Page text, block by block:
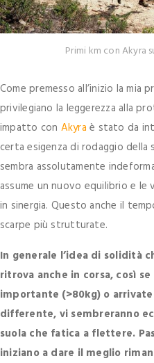
Primi km con Akyra
Come premesso all’inizio la mia
privilegiano la leggerezza alla
impatto con Akyra è stato da
certa esigenza di rodaggio
sembra assolutamente
assume un nuovo equilibrio e le
in sinergia. Questo anche il
scarpe più strutturate.
In generale l’idea di solidità
ritrova anche in corsa, così
importante (>80kg) o
differente, vi sembreranno
suola che fatica a flettere.
iniziano a dare il meglio